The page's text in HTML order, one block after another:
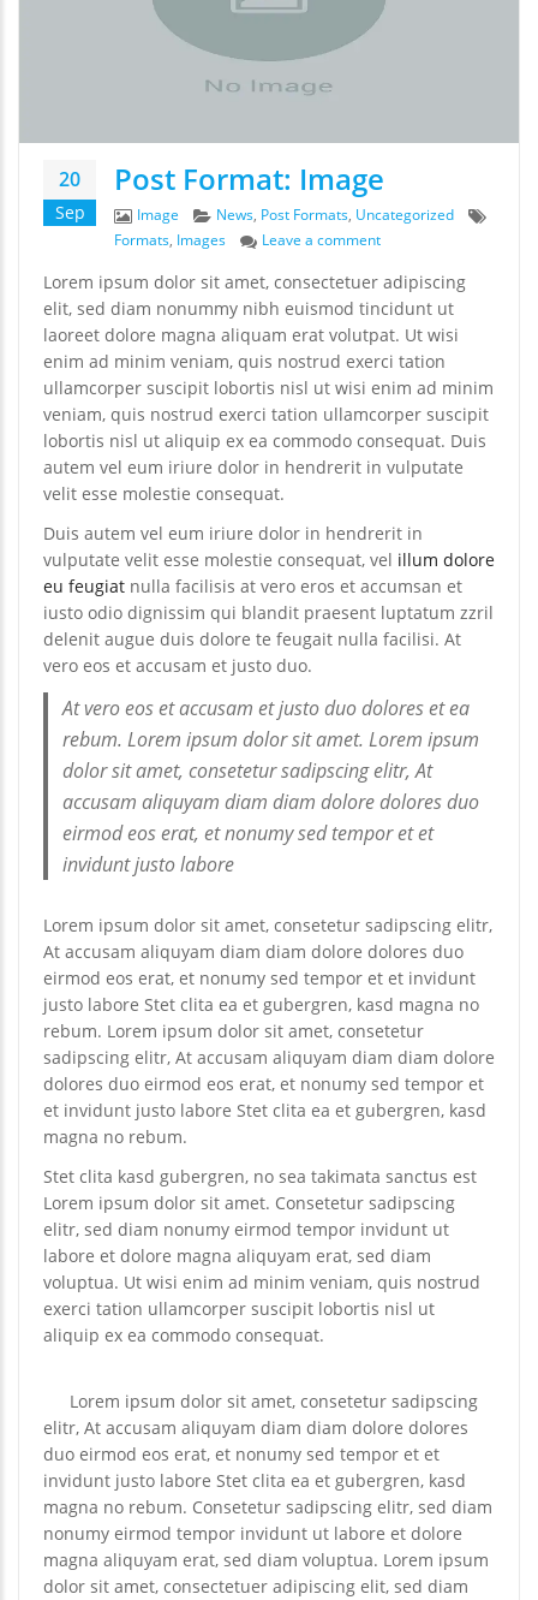
20
Sep
Post Format: Image
Format
Image Categories
News, Post Formats, Uncategorized
Formats, Images Leave a commenton Post Format: Image
Lorem ipsum dolor sit amet, consectetuer adipiscing
elit, sed diam nonummy nibh euismod tincidunt ut
laoreet dolore magna aliquam erat volutpat. Ut wisi
enim ad minim veniam, quis nostrud exerci tation
ullamcorper suscipit lobortis nisl ut wisi enim ad minim
veniam, quis nostrud exerci tation ullamcorper suscipit
lobortis nisl ut aliquip ex ea commodo consequat. Duis
autem vel eum iriure dolor in hendrerit in vulputate
velit esse molestie consequat.
Duis autem vel eum iriure dolor in hendrerit in
vulputate velit esse molestie consequat, vel illum dolore
eu feugiat nulla facilisis at vero eros et accumsan et
iusto odio dignissim qui blandit praesent luptatum zzril
delenit augue duis dolore te feugait nulla facilisi. At
vero eos et accusam et justo duo.
At vero eos et accusam et justo duo dolores et ea
rebum. Lorem ipsum dolor sit amet. Lorem ipsum
dolor sit amet, consetetur sadipscing elitr, At
accusam aliquyam diam diam dolore dolores duo
eirmod eos erat, et nonumy sed tempor et et
invidunt justo labore
Lorem ipsum dolor sit amet, consetetur sadipscing elitr,
At accusam aliquyam diam diam dolore dolores duo
eirmod eos erat, et nonumy sed tempor et et invidunt
justo labore Stet clita ea et gubergren, kasd magna no
rebum. Lorem ipsum dolor sit amet, consetetur
sadipscing elitr, At accusam aliquyam diam diam dolore
dolores duo eirmod eos erat, et nonumy sed tempor et
et invidunt justo labore Stet clita ea et gubergren, kasd
magna no rebum.
Stet clita kasd gubergren, no sea takimata sanctus est
Lorem ipsum dolor sit amet. Consetetur sadipscing
elitr, sed diam nonumy eirmod tempor invidunt ut
labore et dolore magna aliquyam erat, sed diam
voluptua. Ut wisi enim ad minim veniam, quis nostrud
exerci tation ullamcorper suscipit lobortis nisl ut
aliquip ex ea commodo consequat.
Lorem ipsum dolor sit amet, consetetur sadipscing
elitr, At accusam aliquyam diam diam dolore dolores
duo eirmod eos erat, et nonumy sed tempor et et
invidunt justo labore Stet clita ea et gubergren, kasd
magna no rebum. Consetetur sadipscing elitr, sed diam
nonumy eirmod tempor invidunt ut labore et dolore
magna aliquyam erat, sed diam voluptua. Lorem ipsum
dolor sit amet, consectetuer adipiscing elit, sed diam